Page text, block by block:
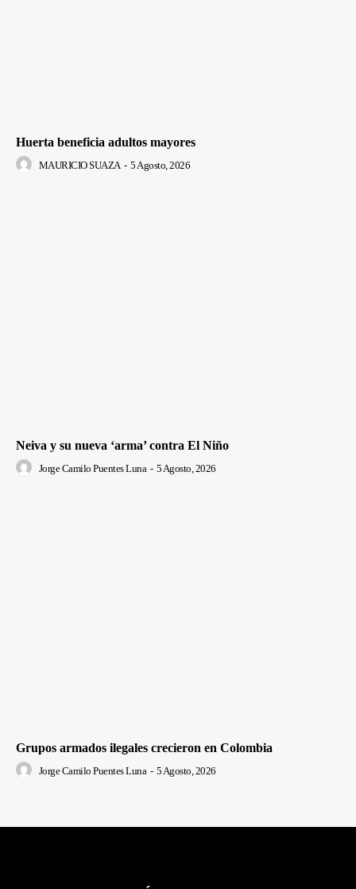
Huerta beneficia adultos mayores
MAURICIO SUAZA - 5 Agosto, 2026
Neiva y su nueva ‘arma’ contra El Niño
Jorge Camilo Puentes Luna - 5 Agosto, 2026
Grupos armados ilegales crecieron en Colombia
Jorge Camilo Puentes Luna - 5 Agosto, 2026